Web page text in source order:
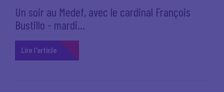
Un soir au Medef, avec le cardinal François
Bustillo - mardi...
Lire l'article